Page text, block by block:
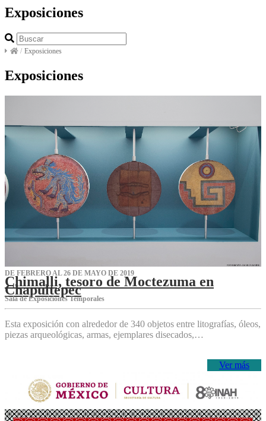
Exposiciones
/ Exposiciones
Exposiciones
DE FEBRERO AL 26 DE MAYO DE 2019
Chimalli, tesoro de Moctezuma en
Chapultepec
Sala de Exposiciones Temporales
Esta exposición con alrededor de 340 objetos entre litografías, óleos,
piezas arqueológicas, armas, ejemplares disecados,…
Ver más